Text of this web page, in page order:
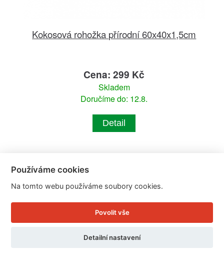
Kokosová rohožka přírodní 60x40x1,5cm
Cena: 299 Kč
Skladem
Doručíme do: 12.8.
Detail
Používáme cookies
Na tomto webu používáme soubory cookies.
Povolit vše
Detailní nastavení